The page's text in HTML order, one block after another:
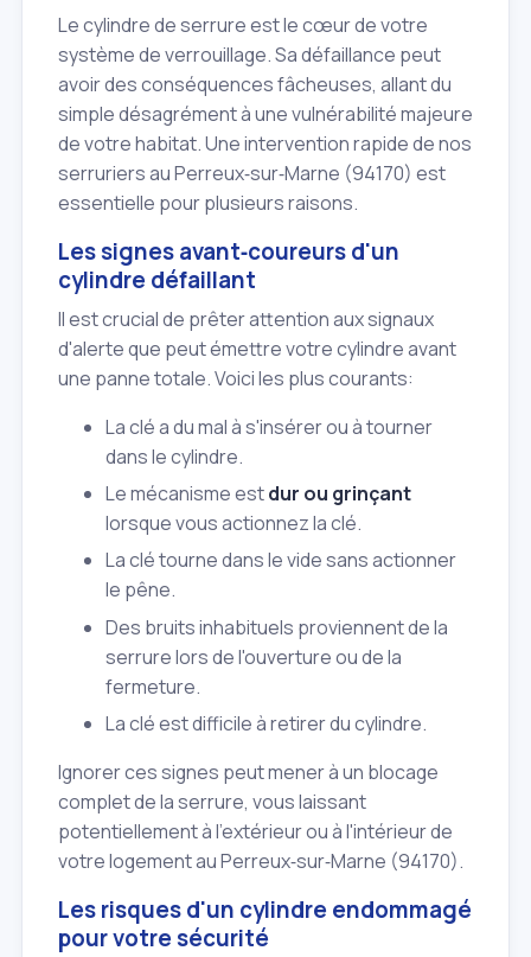
Le cylindre de serrure est le cœur de votre
système de verrouillage. Sa défaillance peut
avoir des conséquences fâcheuses, allant du
simple désagrément à une vulnérabilité majeure
de votre habitat. Une intervention rapide de nos
serruriers au Perreux‑sur‑Marne (94170) est
essentielle pour plusieurs raisons.
Les signes avant‑coureurs d'un
cylindre défaillant
Il est crucial de prêter attention aux signaux
d'alerte que peut émettre votre cylindre avant
une panne totale. Voici les plus courants:
La clé a du mal à s'insérer ou à tourner
dans le cylindre.
Le mécanisme estdur ou grinçant
lorsque vous actionnez la clé.
La clé tourne dans le vide sans actionner
le pêne.
Des bruits inhabituels proviennent de la
serrure lors de l'ouverture ou de la
fermeture.
La clé est difficile à retirer du cylindre.
Ignorer ces signes peut mener à un blocage
complet de la serrure, vous laissant
potentiellement à l'extérieur ou à l'intérieur de
votre logement au Perreux‑sur‑Marne (94170).
Les risques d'un cylindre endommagé
pour votre sécurité